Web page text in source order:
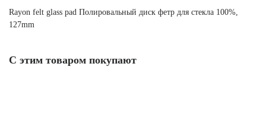
Rayon felt glass pad Полировальный диск фетр для стекла 100%,
127mm
С этим товаром покупают